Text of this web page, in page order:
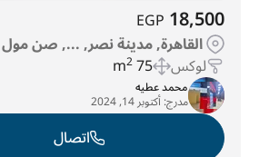
18,500
EGP
القاهرة, مدينة نصر, ..., صن مول
لوكس 75 m
2
محمد عطيه
مدرج:أكتوبر 14, 2024
اتصال